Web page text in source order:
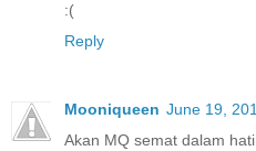
:(
Reply
Mooniqueen June 19,
Akan MQ semat dalam